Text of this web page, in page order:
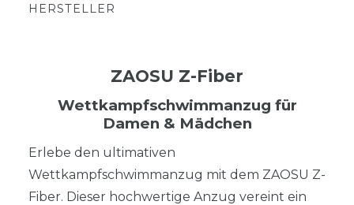
HERSTELLER
ZAOSU Z-Fiber
Wettkampfschwimmanzug für
Damen & Mädchen
Erlebe den ultimativen
Wettkampfschwimmanzug mit dem ZAOSU Z-
Fiber. Dieser hochwertige Anzug vereint ein